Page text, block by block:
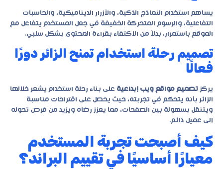
يساهم استخدام النماذج الذكية، والأزرار الديناميكية، والحاسبات
التفاعلية، والرسوم المتحركة الخفيفة في جعل المستخدم يتفاعل مع
الموقع باستمرار، بدلاً من الاكتفاء بقراءة المحتوى بشكل سلبي.
تصميم رحلة استخدام تمنح الزائر دورًا
فعالًا
يركز تصميم مواقع ويب إبداعية على بناء رحلة استخدام يشعر خلالها
الزائر بأنه يتحكم في تجربته، حيث يحصل على اقتراحات مناسبة
ويتنقل بسهولة بين الصفحات، مما يعزز رضاه ويزيد من فرص تحوله
إلى عميل دائم.
كيف أصبحت تجربة المستخدم
معيارًا أساسيًا في تقييم البراند؟